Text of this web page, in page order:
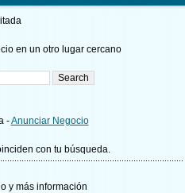
en un otro lugar cercano
-Anunciar Negocio
con tu búsqueda.
y más información